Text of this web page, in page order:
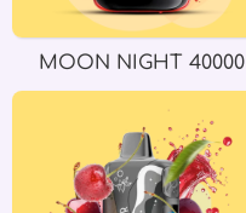
MOON NIGHT 40000